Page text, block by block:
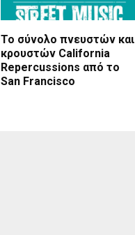
Το σύνολο πνευστών και
κρουστών California
Repercussions από το
San Francisco